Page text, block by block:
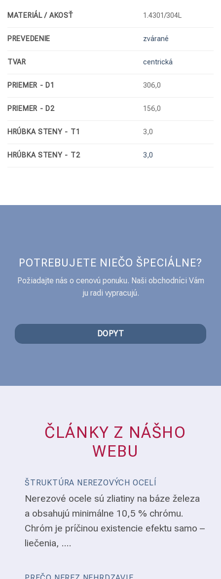
MATERIÁL / AKOSŤ 1.4301/304L
PREVEDENIE zvárané
TVAR centrická
PRIEMER - D1 306,0
PRIEMER - D2 156,0
HRÚBKA STENY - T1 3,0
HRÚBKA STENY - T2 3,0
POTREBUJETE NIEČO ŠPECIÁLNE?
Požiadajte nás o cenovú ponuku. Naši obchodníci Vám
ju radi vypracujú.
DOPYT
ČLÁNKY Z NÁŠHO
WEBU
ŠTRUKTÚRA NEREZOVÝCH OCELÍ
Nerezové ocele sú zliatiny na báze železa
a obsahujú minimálne 10,5 % chrómu.
Chróm je príčinou existencie efektu samo –
liečenia, ....